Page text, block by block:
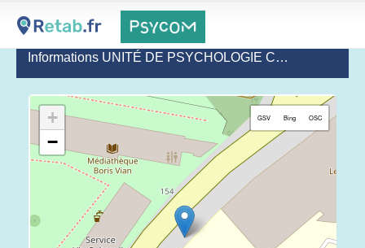
Informations UNITÉ DE PSYCHOLOGIE CLINIQUE - GHNE
+
−
GSV Bing OSC